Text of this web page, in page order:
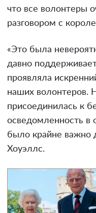
что все волонтеры
разговором с
«Это была
давно
проявляла
наших волонтеров.
присоединилась к
осведомленность в
было крайне важно
Хоуэллс.